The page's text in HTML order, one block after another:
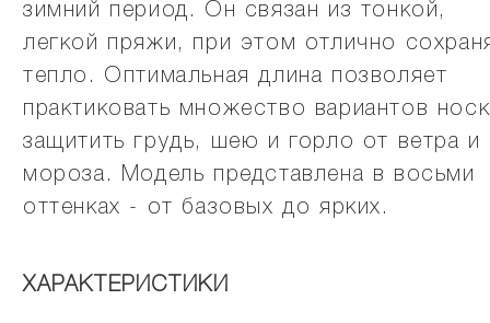
зимний период. Он связан из тонкой,
легкой пряжи, при этом отлично
тепло. Оптимальная длина позволяет
практиковать множество вариантов
защитить грудь, шею и горло от ветра и
мороза. Модель представлена в восьми
оттенках - от базовых до ярких.
ХАРАКТЕРИСТИКИ